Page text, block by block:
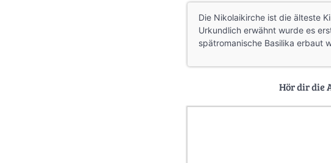
Die Nikolaikirche ist die älteste
Urkundlich erwähnt wurde es
spätromanische Basilika erbaut
Hör dir die